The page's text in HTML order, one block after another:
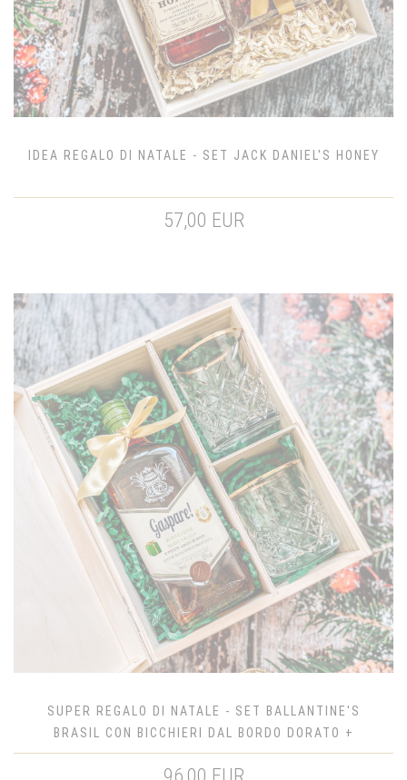
IDEA REGALO DI NATALE - SET JACK DANIEL'S HONEY
57,00 EUR
SUPER REGALO DI NATALE - SET BALLANTINE'S
BRASIL CON BICCHIERI DAL BORDO DORATO +
SCATOLA IN LEGNO
96,00 EUR